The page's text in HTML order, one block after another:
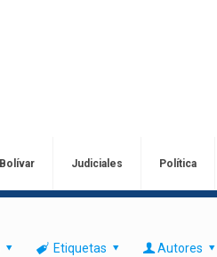
Bolívar Judiciales Política
Etiquetas Autores